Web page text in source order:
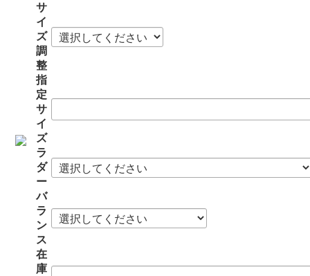
サ
イ
ズ
調
整
指
定
サ
イ
ズ
ラ
ダ
ー
バ
ラ
ン
ス
在
庫